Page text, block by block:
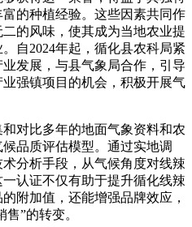
的种植经验。这些因素共同作
的风味，使其成为当地农业提
自2024年起，循化县农科局紧
发展，与县气象局合作，引导
强镇项目的机会，积极开展气
比多年的地面气象资料和农
品质评估模型。通过实地调
分析手段，从气候角度对线辣
认证不仅有助于提升循化线辣
附加值，还能增强品牌效应，
”的转变。